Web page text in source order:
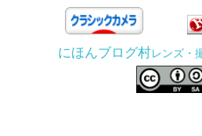
にほんブログ村レンズ・